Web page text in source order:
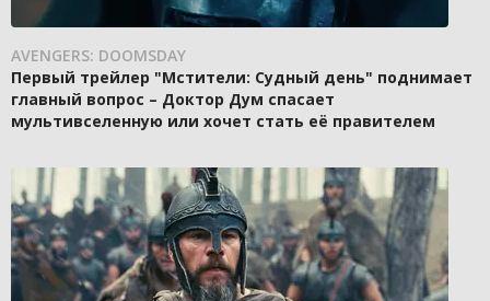
AVENGERS: DOOMSDAY
Первый трейлер "Мстители: Судный день" поднимает
главный вопрос – Доктор Дум спасает
мультивселенную или хочет стать её правителем